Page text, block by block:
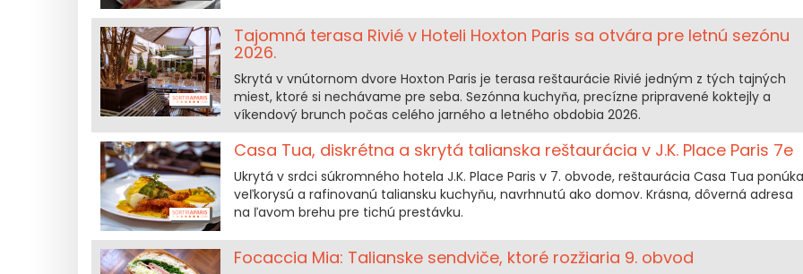
Tajomná terasa Rivié v Hoteli Hoxton Paris sa otvára pre letnú sezónu
2026.
Skrytá v vnútornom dvore Hoxton Paris je terasa reštaurácie Rivié jedným z tých tajných
miest, ktoré si nechávame pre seba. Sezónna kuchyňa, precízne pripravené koktejly a
víkendový brunch počas celého jarného a letného obdobia 2026.
Casa Tua, diskrétna a skrytá talianska reštaurácia v J.K. Place Paris 7e
Ukrytá v srdci súkromného hotela J.K. Place Paris v 7. obvode, reštaurácia Casa Tua ponúka
veľkorysú a rafinovanú taliansku kuchyňu, navrhnutú ako domov. Krásna, dôverná adresa
na ľavom brehu pre tichú prestávku.
Focaccia Mia: Talianske sendviče, ktoré rozžiaria 9. obvod